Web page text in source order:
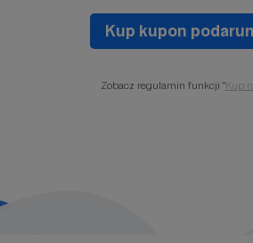
Kup kupon
Zobacz regulamin funkcji "Kup